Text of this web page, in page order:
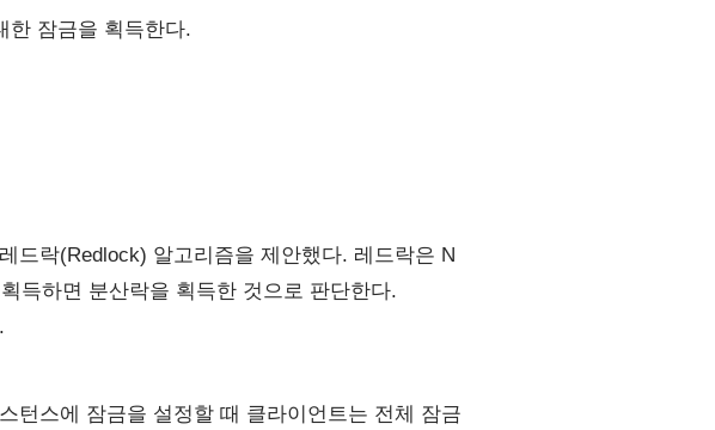
한 잠금을 획득한다.
드락(Redlock) 알고리즘을 제안했다. 레드락은 N
득하면 분산락을 획득한 것으로 판단한다.
턴스에 잠금을 설정할 때 클라이언트는 전체 잠금